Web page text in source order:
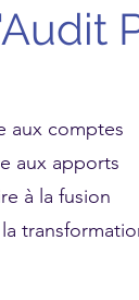
aux comptes
aux apports
à la fusion